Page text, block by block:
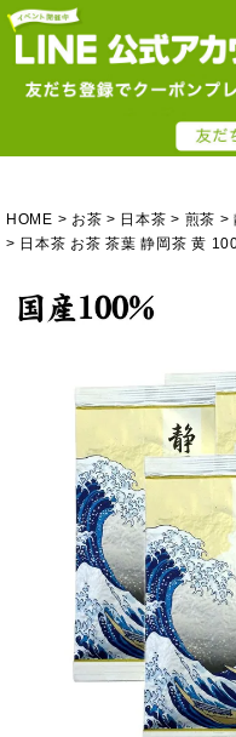
HOME お茶 日本茶 煎茶
日本茶 お茶 茶葉 静岡茶 黄